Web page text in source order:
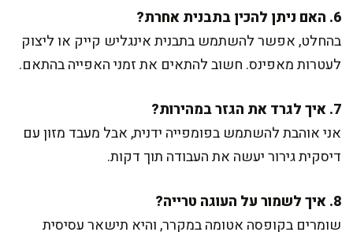
6. האם ניתן להכין בתבנית אחרת?
בהחלט, אפשר להשתמש בתבנית אינגליש קייק או ליצוק
לעטרות מאפינס. חשוב להתאים את זמני האפייה בהתאם.
7. איך לגרד את הגזר במהירות?
אני אוהבת להשתמש בפומפייה ידנית, אבל מעבד מזון עם
דיסקית גירור יעשה את העבודה תוך דקות.
8. איך לשמור על העוגה טרייה?
שומרים בקופסה אטומה במקרר, והיא תישאר עסיסית